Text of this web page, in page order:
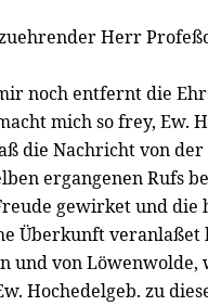
Herr
noch entfernt die
mich so frey, Ew.
die Nachricht von
ergangenen Rufs
gewirket und die
Überkunft veranlaßet
und von
Hochedelgeb. zu